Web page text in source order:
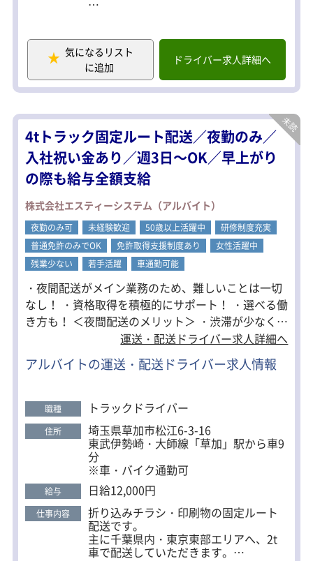
エリア：神奈川県・東京都
積み降ろし：カゴ台車・パレット
＜未経験歓迎＞
ドライバー未経験の方でもご安心くだ
さい！
自信を持って運転できるよう、しっか
りと丁寧にサポートします。
まずは、先輩ドライバーとの「同乗研
修」からスタートし、実践的に学べる
ので安心して一歩を踏み出せます！
気になるリスト
に追加
ドライバー求人詳細へ
4tトラック固定ルート配送／夜勤のみ／
入社祝い金あり／週3日～OK／早上がり
の際も給与全額支給
株式会社エスティーシステム（アルバイト）
夜勤のみ可 未経験歓迎 50歳以上活躍中
研修制度充実
普通免許のみでOK
免許取得支援制度あり
女性活躍中
残業少ない
若手活躍 車通勤可能
・夜間配送がメイン業務のため、難しいことは一切
なし！ ・資格取得を積極的にサポート！ ・選べる働
き方も！ ＜夜間配送のメリット＞ ・渋滞が少なくス
トレスフリー。 コミュニケーションもほぼ不要
で、運転業務に集中出来ます。 ・夜間配送でも基本
的に0:00に帰ってきます。 お昼の時間を自由に使
した時点で、資格支援を全面サポートしています！
フォークリフトの資格はほぼ100％の人が取得。
一生モノの資格をゲットし、お仕事の幅がグッと
広がります！ ＜自分のペースも稼ぎたい方も選べる
働き方＞ 夜間配送で自分のペースを保って働きたい
方も 複数コースを受け持ってガンガン稼ぎたい方も
希望に沿って働き方をご提案できます！ ★未経験の
方も大歓迎 充実した研修はもちろん、早い方は3日
程度で1人前に。 早くから自分のペースでお仕事出
運送・配送ドライバー求人詳細へ
アルバイトの運送・配送ドライバー求人情報
職種 トラックドライバー
住所 埼玉県草加市松江6-3-16
東武伊勢崎・大師線「草加」駅から車9
分
※車・バイク通勤可
給与 日給12,000円
仕事内容 折り込みチラシ・印刷物の固定ルート
配送です。
主に千葉県内・東京東部エリアへ、2t
車で配送していただきます。